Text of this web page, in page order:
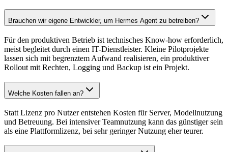
Brauchen wir eigene Entwickler, um Hermes Agent zu betreiben?
Für den produktiven Betrieb ist technisches Know-how erforderlich,
meist begleitet durch einen IT-Dienstleister. Kleine Pilotprojekte
lassen sich mit begrenztem Aufwand realisieren, ein produktiver
Rollout mit Rechten, Logging und Backup ist ein Projekt.
Welche Kosten fallen an?
Statt Lizenz pro Nutzer entstehen Kosten für Server, Modellnutzung
und Betreuung. Bei intensiver Teamnutzung kann das günstiger sein
als eine Plattformlizenz, bei sehr geringer Nutzung eher teurer.